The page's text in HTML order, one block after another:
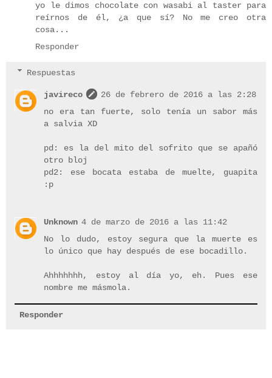
yo le dimos chocolate con wasabi al taster para
reírnos de él, ¿a que sí? No me creo otra
cosa...
Responder
Respuestas
javireco
26 de febrero de 2016 a las 2:28
no era tan fuerte, solo tenía un sabor más
a salvia XD
pd: es la del mito del sofrito que se apañó
otro bloj
pd2: ese bocata estaba de muelte, guapita
:p
Unknown 4 de marzo de 2016 a las 11:42
No lo dudo, estoy segura que la muerte es
lo único que hay después de ese bocadillo.
Ahhhhhhh, estoy al día yo, eh. Pues ese
nombre me másmola.
Responder